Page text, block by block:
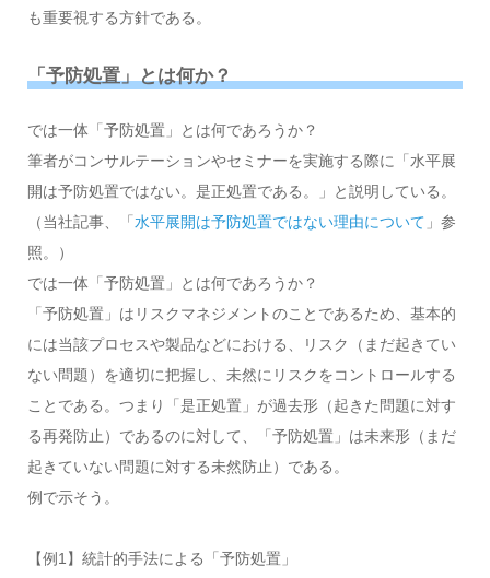
も重要視する方針である。
「予防処置」とは何か？
では一体「予防処置」とは何であろうか？
筆者がコンサルテーションやセミナーを実施する際に「水平展
開は予防処置ではない。是正処置である。」と説明している。
（当社記事、「 水平展開は予防処置ではない理由について 」参
照。）
では一体「予防処置」とは何であろうか？
「予防処置」はリスクマネジメントのことであるため、基本的
には当該プロセスや製品などにおける、リスク（まだ起きてい
ない問題）を適切に把握し、未然にリスクをコントロールする
ことである。つまり「是正処置」が過去形（起きた問題に対す
る再発防止）であるのに対して、「予防処置」は未来形（まだ
起きていない問題に対する未然防止）である。
例で示そう。
【例1】統計的手法による「予防処置」